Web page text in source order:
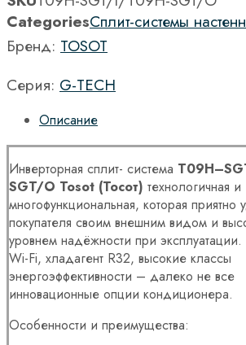
CategoriesСплит-системы
Бренд: TOSOT
Серия: G-TECH
Описание
Инверторная сплит- система T09H–
SGT/O Tosot (Тосот) технологичная и
многофункциональная, которая приятно
покупателя своим внешним видом и
уровнем надёжности при
Wi-Fi, хладагент R32, высокие классы
энергоэффективности – далеко не все
инновационные опции кондиционера.
Особенности и преимущества: